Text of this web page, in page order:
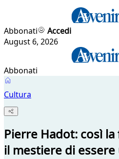
Abbonati
Accedi
August 6, 2026
Abbonati
Cultura
Pierre Hadot: così
il mestiere di